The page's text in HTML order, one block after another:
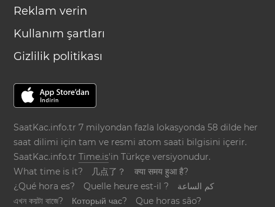
Reklam verin
Kullanım şartları
Gizlilik politikası
SaatKac.info.tr 7 milyondan fazla lokasyonda 58 dilde her
saat dilimi için tam ve resmi atom saati bilgisini içerir.
SaatKac.info.trTime.is'in Türkçe versiyonudur.
What time is it?
几点了？
क्या समय हुआ है?
¿Qué hora es?
Quelle heure est-il ?
كم الساعة
এখন কয়টা বাজে?
Который час?
Que horas são?